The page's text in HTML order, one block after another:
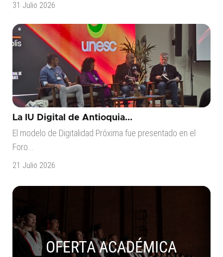
31 Julio 2026
La IU Digital de Antioquia...
El modelo de Digitalidad Próxima fue presentado en el
Foro...
21 Julio 2026
OFERTA ACADÉMICA